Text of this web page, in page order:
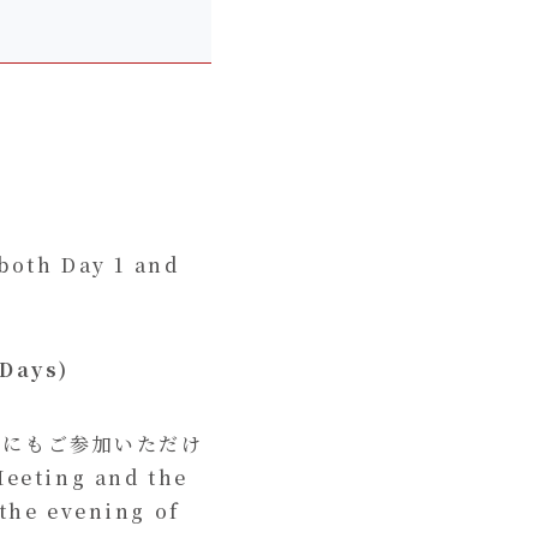
Day 1 and
もご参加いただけ
and the
evening of